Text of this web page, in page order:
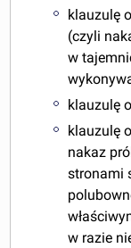
klauzulę
(czyli
w
klauzulę
klauzulę
nakaz
stronami
w razie